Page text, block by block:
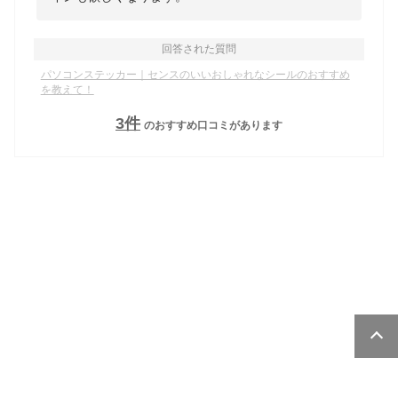
回答された質問
パソコンステッカー｜センスのいいおしゃれなシールのおすすめ
を教えて！
3件 のおすすめ口コミがあります